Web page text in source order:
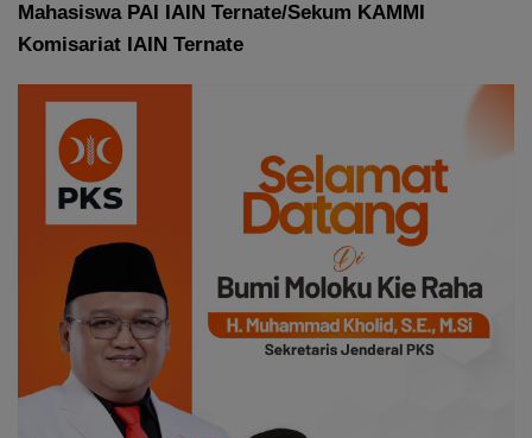
Mahasiswa PAI IAIN Ternate/Sekum KAMMI
Komisariat IAIN Ternate